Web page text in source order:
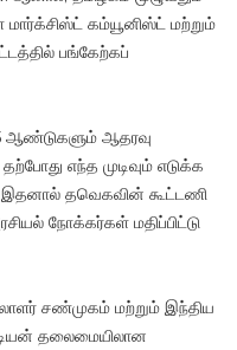
கம்யூனிஸ்ட் மற்றும்
பங்கேற்கப்
ஆண்டுகளும் ஆதரவு
எந்த முடிவும் எடுக்க
இதனால் தவெகவின் கூட்டணி
நோக்கர்கள் மதிப்பிட்டு
சண்முகம் மற்றும் இந்திய
தலைமையிலான